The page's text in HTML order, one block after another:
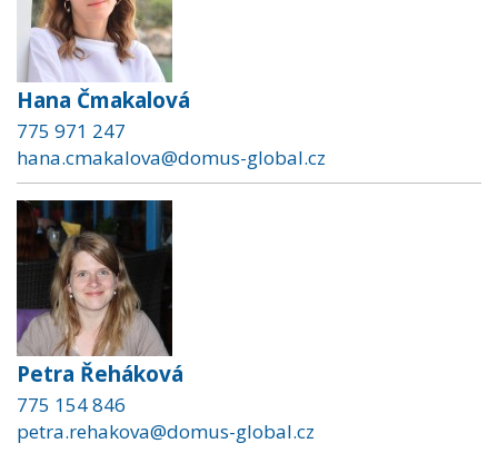
Hana Čmakalová
775 971 247
hana.cmakalova@domus-global.cz
Petra Řeháková
775 154 846
petra.rehakova@domus-global.cz